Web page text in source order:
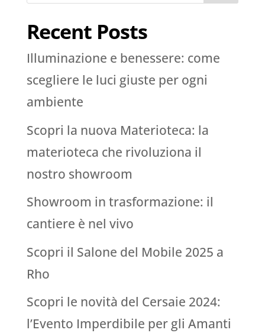
Recent Posts
Illuminazione e benessere: come
scegliere le luci giuste per ogni
ambiente
Scopri la nuova Materioteca: la
materioteca che rivoluziona il
nostro showroom
Showroom in trasformazione: il
cantiere è nel vivo
Scopri il Salone del Mobile 2025 a
Rho
Scopri le novità del Cersaie 2024:
l’Evento Imperdibile per gli Amanti